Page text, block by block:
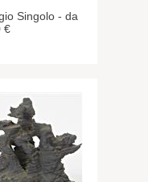
Singolo - da
€